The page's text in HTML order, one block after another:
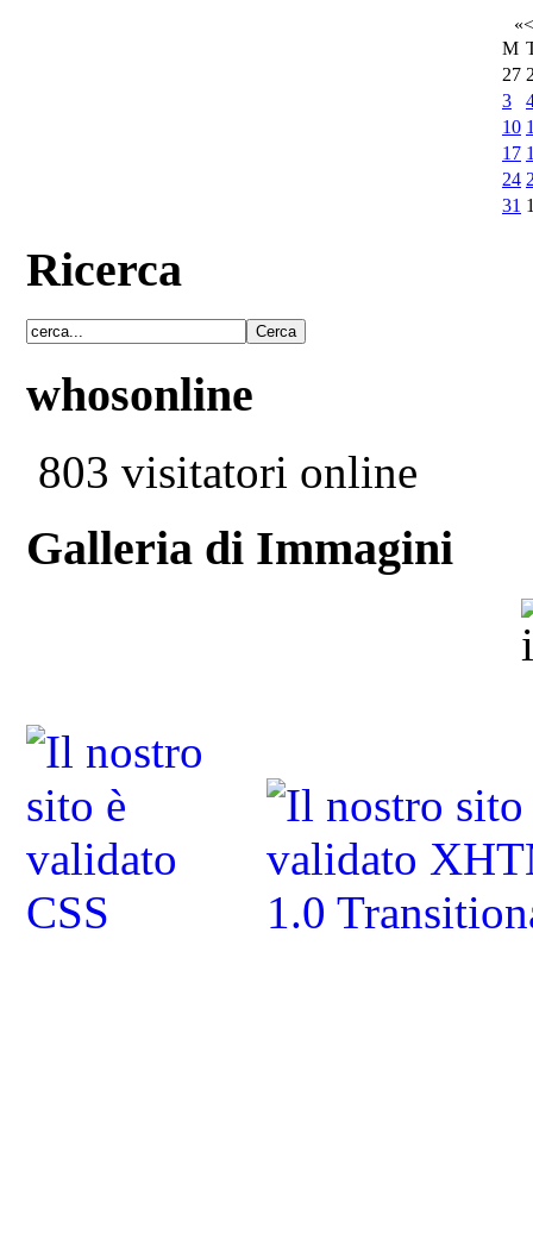
«<
M
27
3
10
17
24
31
Ricerca
whosonline
803 visitatori online
Galleria di Immagini